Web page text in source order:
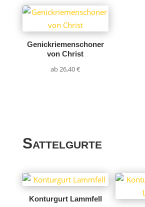
Genickriemenschoner
von Christ
ab26,40€
Sattelgurte
Konturgurt Lammfell